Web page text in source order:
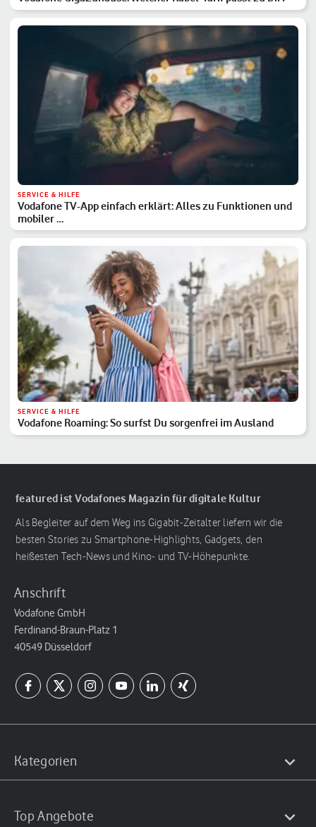
SERVICE & HILFE
Vodafone TV-App einfach erklärt: Alles zu Funktionen und
mobiler …
SERVICE & HILFE
Vodafone Roaming: So surfst Du sorgenfrei im Ausland
featured ist Vodafones Magazin für digitale Kultur
Als Begleiter auf dem Weg ins Gigabit-Zeitalter liefern wir die
besten Stories zu Smartphone-Highlights, Gadgets, den
heißesten Tech-News und Kino- und TV-Höhepunkte.
Anschrift
Vodafone GmbH
Ferdinand-Braun-Platz 1
40549 Düsseldorf
Kategorien
Top Angebote